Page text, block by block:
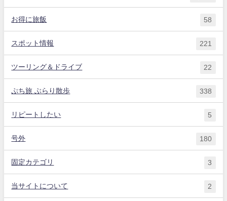
お得に旅飯 58
スポット情報 221
ツーリング＆ドライブ 22
ぷち旅 ぶらり散歩 338
リピートしたい 5
号外 180
固定カテゴリ 3
当サイトについて 2